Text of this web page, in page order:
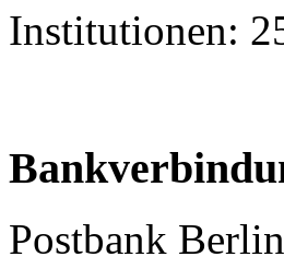
Institutionen:
Postbank Berlin